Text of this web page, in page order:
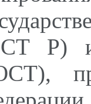
Р) и